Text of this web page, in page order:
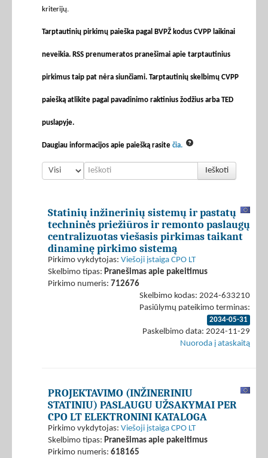
kriterijų.
Tarptautinių pirkimų paieška pagal BVPŽ kodus CVPP laikinai
neveikia. RSS prenumeratos pranešimai apie tarptautinius
pirkimus taip pat nėra siunčiami. Tarptautinių skelbimų CVPP
paiešką atlikite pagal pavadinimo raktinius žodžius arba TED
puslapyje.
Daugiau informacijos apie paiešką rasite čia.
Ieškoti
Statinių inžinerinių sistemų ir pastatų
techninės priežiūros ir remonto paslaugų
centralizuotas viešasis pirkimas taikant
dinaminę pirkimo sistemą
Pirkimo vykdytojas: Viešoji įstaiga CPO LT
Skelbimo tipas: Pranešimas apie pakeitimus
Pirkimo numeris: 712676
Skelbimo kodas: 2024-633210
Pasiūlymų pateikimo terminas:
2034-05-31
Paskelbimo data: 2024-11-29
Nuoroda į ataskaitą
PROJEKTAVIMO (INŽINERINIU
STATINIU) PASLAUGU UŽSAKYMAI PER
CPO LT ELEKTRONINI KATALOGA
Pirkimo vykdytojas: Viešoji įstaiga CPO LT
Skelbimo tipas: Pranešimas apie pakeitimus
Pirkimo numeris: 618165